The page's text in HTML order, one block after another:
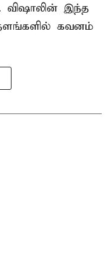
விஷாலின் இந்த
கவனம்